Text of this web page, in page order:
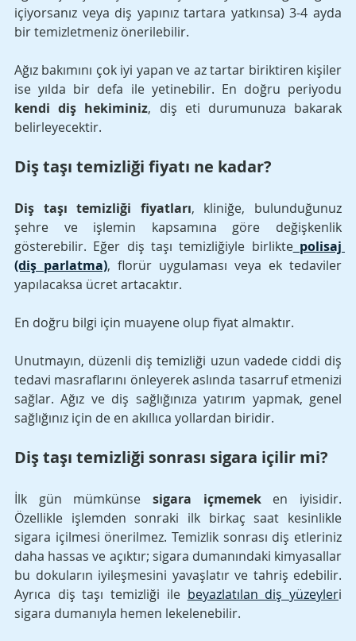
içiyorsanız veya diş yapınız tartara yatkınsa) 3-4 ayda
bir temizletmeniz önerilebilir.
Ağız bakımını çok iyi yapan ve az tartar biriktiren kişiler
kendi diş hekiminiz, diş eti durumunuza bakarak
belirleyecektir.
Diş taşı temizliği fiyatı ne kadar?
Diş taşı temizliği fiyatları, kliniğe, bulunduğunuz
şehre ve işlemin kapsamına göre değişkenlik
gösterebilir. Eğer diş taşı temizliğiyle birlikte polisaj
(diş parlatma), florür uygulaması veya ek tedaviler
yapılacaksa ücret artacaktır.
En doğru bilgi için muayene olup fiyat almaktır.
Unutmayın, düzenli diş temizliği uzun vadede ciddi diş
tedavi masraflarını önleyerek aslında tasarruf etmenizi
sağlar. Ağız ve diş sağlığınıza yatırım yapmak, genel
sağlığınız için de en akıllıca yollardan biridir.
Diş taşı temizliği sonrası sigara içilir mi?
İlk gün mümkünse sigara içmemek en iyisidir.
Özellikle işlemden sonraki ilk birkaç saat kesinlikle
sigara içilmesi önerilmez. Temizlik sonrası diş etleriniz
daha hassas ve açıktır; sigara dumanındaki kimyasallar
bu dokuların iyileşmesini yavaşlatır ve tahriş edebilir.
Ayrıca diş taşı temizliği ile beyazlatılan diş yüzeyleri
sigara dumanıyla hemen lekelenebilir.